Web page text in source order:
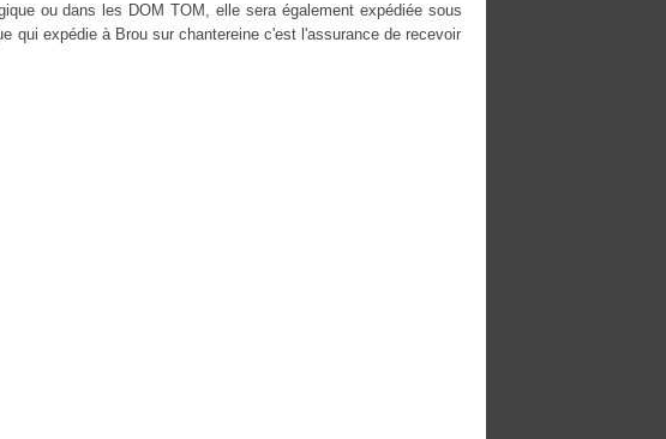
ou dans les DOM TOM, elle sera également expédiée sous
qui expédie à Brou sur chantereine c'est l'assurance de recevoir